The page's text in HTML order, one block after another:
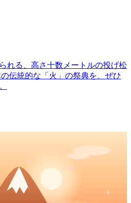
れる、高さ十数メートルの投げ松
伝統的な「火」の祭典を、ぜひ